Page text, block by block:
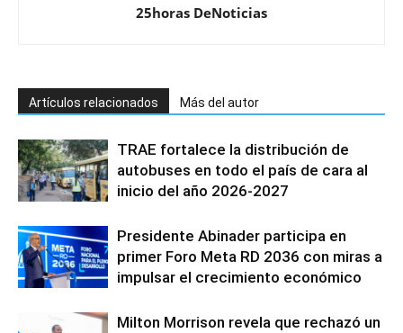
25horas DeNoticias
Artículos relacionados Más del autor
TRAE fortalece la distribución de
autobuses en todo el país de cara al
inicio del año 2026-2027
Presidente Abinader participa en
primer Foro Meta RD 2036 con miras a
impulsar el crecimiento económico
Milton Morrison revela que rechazó un